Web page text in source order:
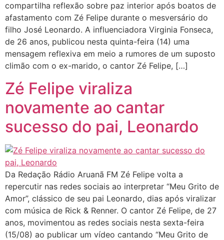
compartilha reflexão sobre paz interior após boatos de
afastamento com Zé Felipe durante o mesversário do
filho José Leonardo. A influenciadora Virginia Fonseca,
de 26 anos, publicou nesta quinta-feira (14) uma
mensagem reflexiva em meio a rumores de um suposto
climão com o ex-marido, o cantor Zé Felipe, […]
Zé Felipe viraliza
novamente ao cantar
sucesso do pai, Leonardo
Da Redação Rádio Aruanã FM Zé Felipe volta a
repercutir nas redes sociais ao interpretar “Meu Grito de
Amor”, clássico de seu pai Leonardo, dias após viralizar
com música de Rick & Renner. O cantor Zé Felipe, de 27
anos, movimentou as redes sociais nesta sexta-feira
(15/08) ao publicar um vídeo cantando “Meu Grito de